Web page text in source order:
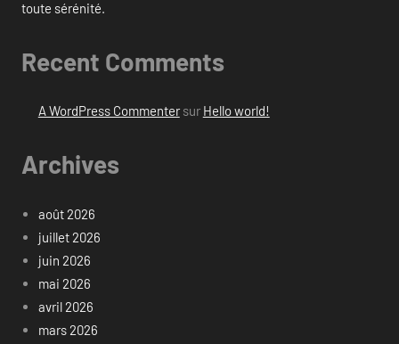
toute sérénité.
Recent Comments
A WordPress Commentersur Hello world!
Archives
août 2026
juillet 2026
juin 2026
mai 2026
avril 2026
mars 2026